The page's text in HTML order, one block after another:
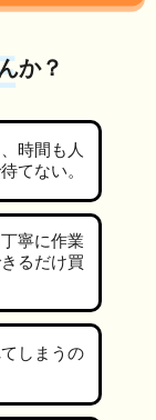
か？
時間も人
てない。
寧に作業
るだけ買
しまうの